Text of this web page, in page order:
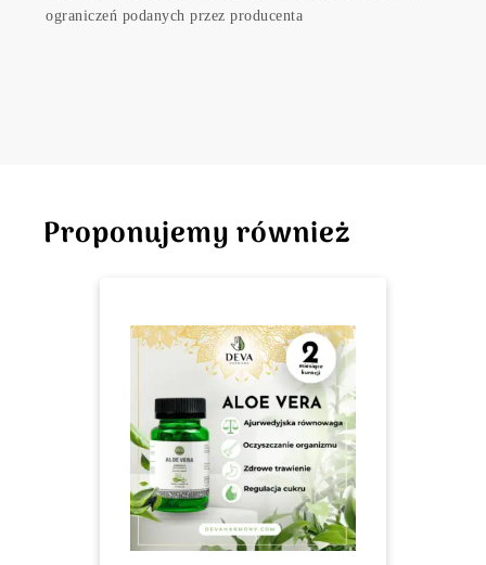
ograniczeń podanych przez producenta
Proponujemy również